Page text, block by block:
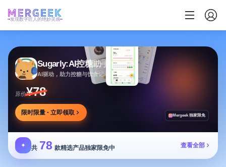
发现数字匠人的绝妙灵感
Sugarly:AI控糖助手
AI驱动，助力控糖与饮食记录，提供个性化建议
原价¥78
限时限量 · 立即领取 Mergeek 独家限免
✦ 共 78 款精选产品独家限免中 查看全部